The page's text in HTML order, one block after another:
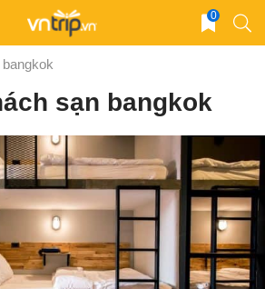
0
sạn bangkok